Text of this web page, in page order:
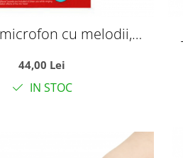
cu melodii,
44,00 Lei
IN STOC